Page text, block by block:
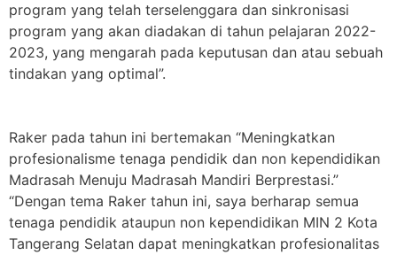
program yang telah terselenggara dan sinkronisasi
program yang akan diadakan di tahun pelajaran 2022-
2023, yang mengarah pada keputusan dan atau sebuah
tindakan yang optimal”.
Raker pada tahun ini bertemakan “Meningkatkan
profesionalisme tenaga pendidik dan non kependidikan
Madrasah Menuju Madrasah Mandiri Berprestasi.”
“Dengan tema Raker tahun ini, saya berharap semua
tenaga pendidik ataupun non kependidikan MIN 2 Kota
Tangerang Selatan dapat meningkatkan profesionalitas